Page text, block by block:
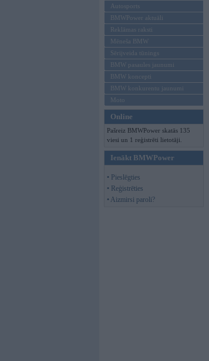
Autosports
BMWPower aktuāli
Reklāmas raksti
Mēneša BMW
Sērijveida tūnings
BMW pasaules jaunumi
BMW koncepti
BMW konkurentu jaunumi
Moto
Online
Pašreiz BMWPower skatās 135
viesi un 1 reģistrēti lietotāji.
Ienākt BMWPower
• Pieslēgties
• Reģistrēties
• Aizmirsi paroli?